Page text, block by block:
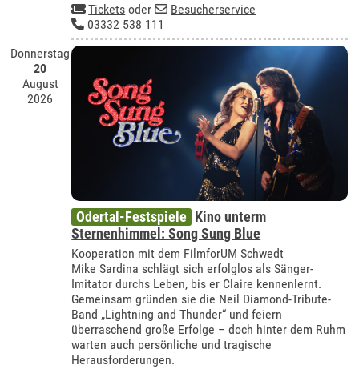
Tickets oder
Besucherservice
03332 538 111
Donnerstag
20
August
2026
Odertal-Festspiele Kino unterm
Sternenhimmel: Song Sung Blue
Kooperation mit dem FilmforUM Schwedt
Mike Sardina schlägt sich erfolglos als Sänger-
Imitator durchs Leben, bis er Claire kennenlernt.
Gemeinsam gründen sie die Neil Diamond-Tribute-
Band „Lightning and Thunder“ und feiern
überraschend große Erfolge – doch hinter dem Ruhm
warten auch persönliche und tragische
Herausforderungen.